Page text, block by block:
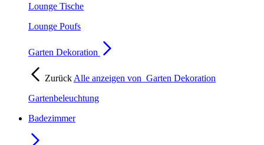
Lounge Tische
Lounge Poufs
Garten Dekoration
Zurück Alle anzeigen von Garten Dekoration
Gartenbeleuchtung
Badezimmer